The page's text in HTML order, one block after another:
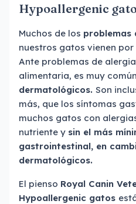
Hypoallergenic
Muchos de los problemas
nuestros gatos vienen
Ante problemas de
alimentaria, es muy común
dermatológicos. Son
más, que los síntomas
muchos gatos con
nutriente y sin el más
gastrointestinal, en
dermatológicos.
El pienso Royal Canin
Hypoallergenic gatos